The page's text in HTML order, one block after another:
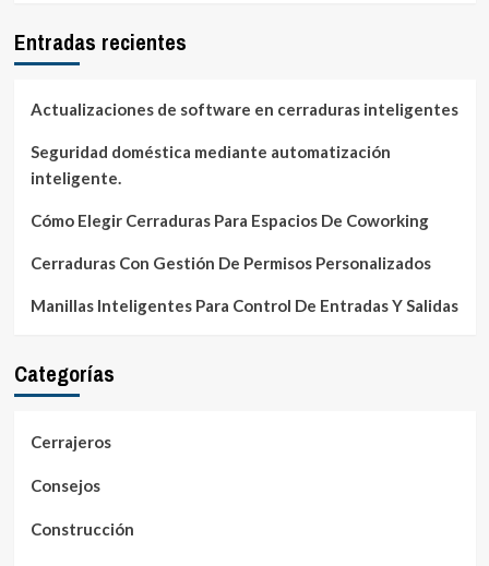
Entradas recientes
Actualizaciones de software en cerraduras inteligentes
Seguridad doméstica mediante automatización
inteligente.
Cómo Elegir Cerraduras Para Espacios De Coworking
Cerraduras Con Gestión De Permisos Personalizados
Manillas Inteligentes Para Control De Entradas Y Salidas
Categorías
Cerrajeros
Consejos
Construcción